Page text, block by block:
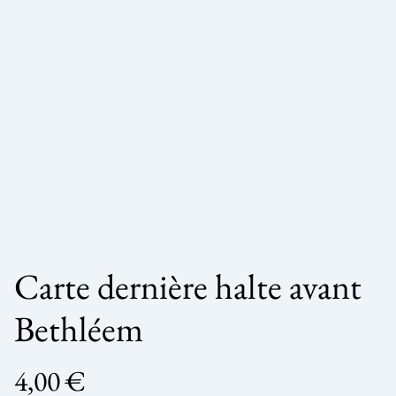
Carte dernière halte avant
Bethléem
4,00 €